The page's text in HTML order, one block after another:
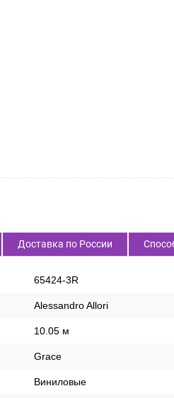
Доставка по России
65424-3R
Alessandro Allori
10.05 м
Grace
Виниловые